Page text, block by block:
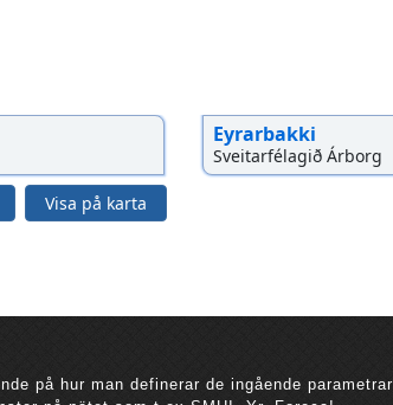
Eyrarbakki
Sveitarfélagið Árborg
Visa på karta
på hur man definerar de ingående